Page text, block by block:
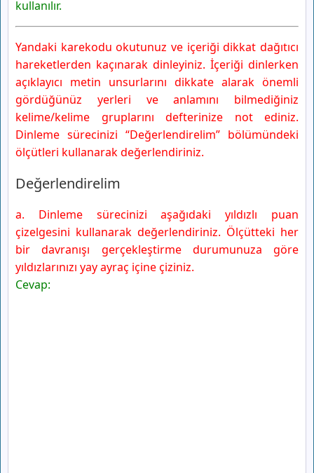
4. Anlatalım
5. Anlatalım
6. Sınıf Türkçe Ders Kitabı Sayfa 57 Cevapları MEB
Yayınları
6. Anlatalım
6. Sınıf Türkçe Ders Kitabı Sayfa 58 Cevapları MEB
Yayınları
7. Anlatalım
Gelecek Derse Hazırlanalım
kullanılır.
Yandaki karekodu okutunuz ve içeriği dikkat dağıtıcı
hareketlerden kaçınarak dinleyiniz. İçeriği dinlerken
açıklayıcı metin unsurlarını dikkate alarak önemli
gördüğünüz yerleri ve anlamını bilmediğiniz
kelime/kelime gruplarını defterinize not ediniz.
Dinleme sürecinizi “Değerlendirelim” bölümündeki
ölçütleri kullanarak değerlendiriniz.
Değerlendirelim
a. Dinleme sürecinizi aşağıdaki yıldızlı puan
çizelgesini kullanarak değerlendiriniz. Ölçütteki her
bir davranışı gerçekleştirme durumunuza göre
yıldızlarınızı yay ayraç içine çiziniz.
Cevap: